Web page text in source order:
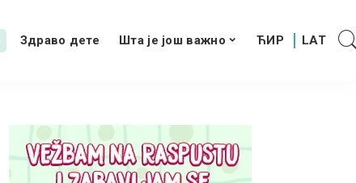
Здраво дете Шта је још важно